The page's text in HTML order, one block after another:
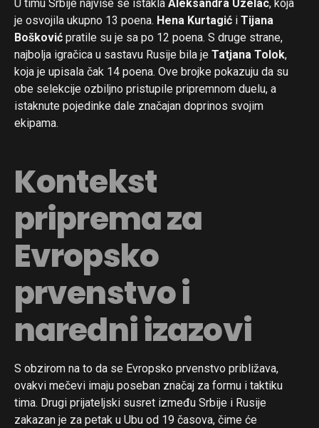
U timu Srbije najviše se istakla Aleksandra Uzelac, koja
je osvojila ukupno 13 poena. Hena Kurtagić i Tijana
Bošković pratile su je sa po 12 poena. S druge strane,
najbolja igračica u sastavu Rusije bila je Tatjana Tolok,
koja je upisala čak 14 poena. Ove brojke pokazuju da su
obe selekcije ozbiljno pristupile pripremnom duelu, a
istaknute pojedinke dale značajan doprinos svojim
ekipama.
Kontekst
priprema za
Evropsko
prvenstvo i
naredni izazovi
S obzirom na to da se Evropsko prvenstvo približava,
ovakvi mečevi imaju poseban značaj za formu i taktiku
tima. Drugi prijateljski susret između Srbije i Rusije
zakazan je za petak u Ubu od 19 časova, čime će